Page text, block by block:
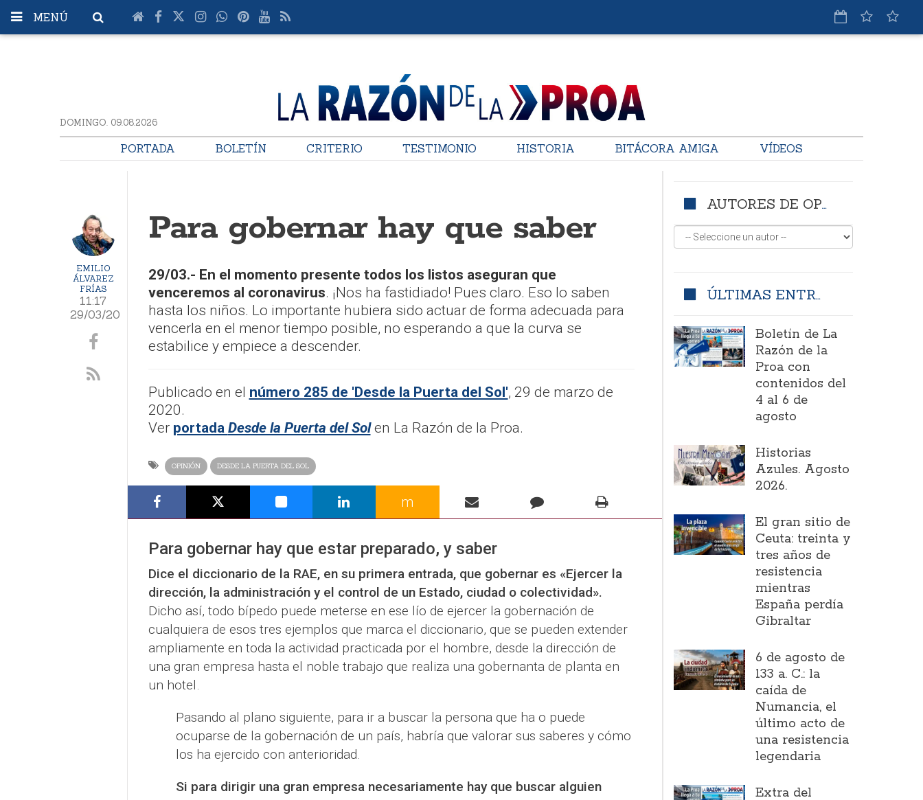
MENÚ
DOMINGO. 09.08.2026
PORTADA BOLETÍN CRITERIO TESTIMONIO HISTORIA BITÁCORA AMIGA VÍDEOS
EMILIO
ÁLVAREZ
FRÍAS
11:17
29/03/20
Para gobernar hay que saber
29/03.- En el momento presente todos los listos aseguran que
venceremos al coronavirus. ¡Nos ha fastidiado! Pues claro. Eso lo saben
hasta los niños. Lo importante hubiera sido actuar de forma adecuada para
vencerla en el menor tiempo posible, no esperando a que la curva se
estabilice y empiece a descender.
Publicado en el número 285 de 'Desde la Puerta del Sol', 29 de marzo de
2020.
Ver portada Desde la Puerta del Solen La Razón de la Proa.
OPINIÓN DESDE LA PUERTA DEL SOL
m
Para gobernar hay que estar preparado, y saber
Dice el diccionario de la RAE, en su primera entrada, que gobernar es «Ejercer la
dirección, la administración y el control de un Estado, ciudad o colectividad».
Dicho así, todo bípedo puede meterse en ese lío de ejercer la gobernación de
cualquiera de esos tres ejemplos que marca el diccionario, que se pueden extender
ampliamente en toda la actividad practicada por el hombre, desde la dirección de
una gran empresa hasta el noble trabajo que realiza una gobernanta de planta en
un hotel.
Pasando al plano siguiente, para ir a buscar la persona que ha o puede
ocuparse de la gobernación de un país, habría que valorar sus saberes y cómo
los ha ejercido con anterioridad.
Si para dirigir una gran empresa necesariamente hay que buscar alguien
AUTORES DE OPINIÓN
ÚLTIMAS ENTRADAS
Boletín de La
Razón de la
Proa con
contenidos del
4 al 6 de
agosto
Historias
Azules. Agosto
2026.
El gran sitio de
Ceuta: treinta y
tres años de
resistencia
mientras
España perdía
Gibraltar
6 de agosto de
133 a. C.: la
caída de
Numancia, el
último acto de
una resistencia
legendaria
Extra del